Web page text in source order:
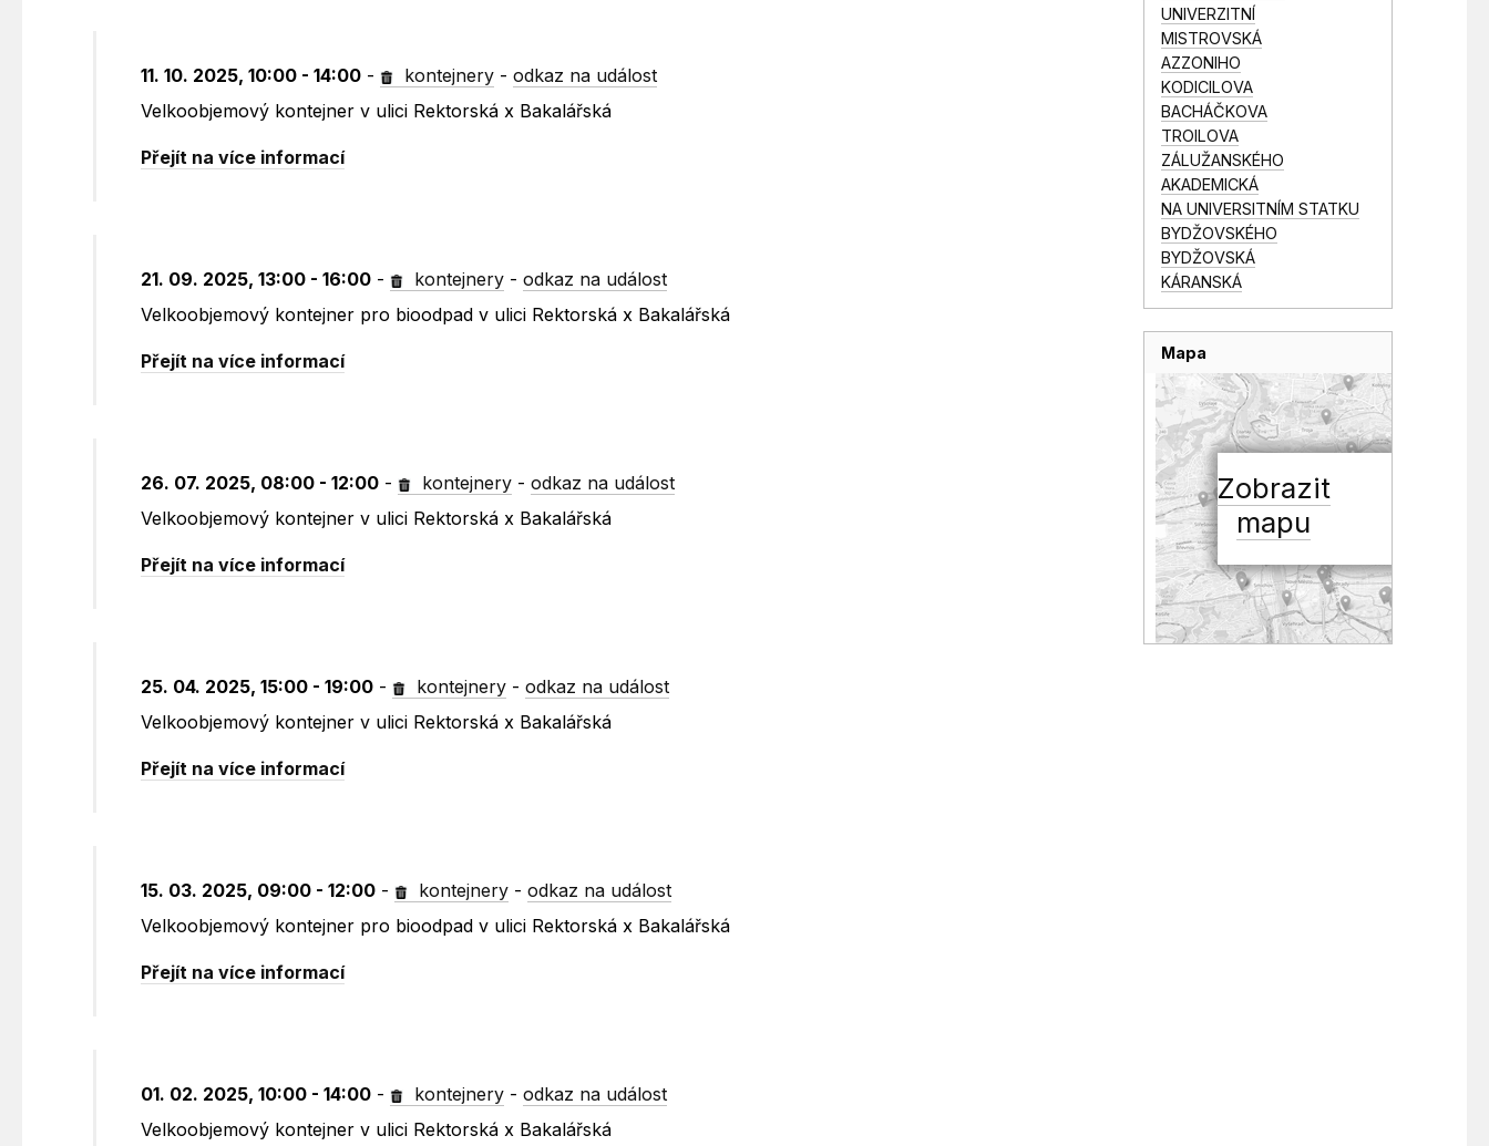
11. 10. 2025, 10:00 - 14:00 - kontejnery -odkaz na událost
Velkoobjemový kontejner v ulici Rektorská x Bakalářská
Přejít na více informací
21. 09. 2025, 13:00 - 16:00 - kontejnery -odkaz na událost
Velkoobjemový kontejner pro bioodpad v ulici Rektorská x Bakalářská
Přejít na více informací
26. 07. 2025, 08:00 - 12:00 - kontejnery -odkaz na událost
Velkoobjemový kontejner v ulici Rektorská x Bakalářská
Přejít na více informací
25. 04. 2025, 15:00 - 19:00 - kontejnery -odkaz na událost
Velkoobjemový kontejner v ulici Rektorská x Bakalářská
Přejít na více informací
15. 03. 2025, 09:00 - 12:00 - kontejnery -odkaz na událost
Velkoobjemový kontejner pro bioodpad v ulici Rektorská x Bakalářská
Přejít na více informací
01. 02. 2025, 10:00 - 14:00 - kontejnery -odkaz na událost
Velkoobjemový kontejner v ulici Rektorská x Bakalářská
UNIVERZITNÍ
MISTROVSKÁ
AZZONIHO
KODICILOVA
BACHÁČKOVA
TROILOVA
ZÁLUŽANSKÉHO
AKADEMICKÁ
NA UNIVERSITNÍM STATKU
BYDŽOVSKÉHO
BYDŽOVSKÁ
KÁRANSKÁ
Mapa
Zobrazit
mapu